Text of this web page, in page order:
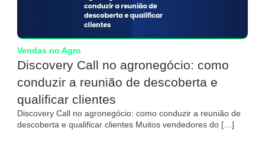
Vendas no Agro
Discovery Call no agronegócio: como
conduzir a reunião de descoberta e
qualificar clientes
Discovery Call no agronegócio: como conduzir a reunião de
descoberta e qualificar clientes Muitos vendedores do […]